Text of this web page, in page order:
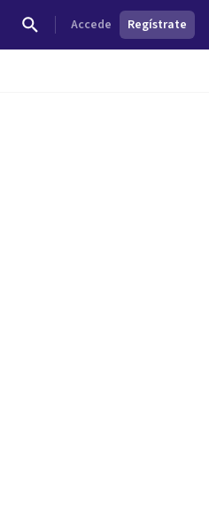
Accede Regístrate